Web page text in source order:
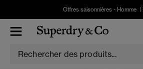
Offres saisonnières - Homme